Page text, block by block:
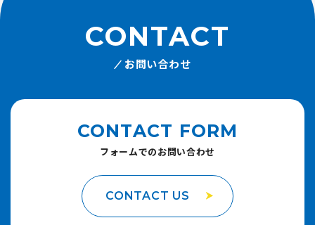
CONTACT
お問い合わせ
CONTACT FORM
フォームでのお問い合わせ
CONTACT US